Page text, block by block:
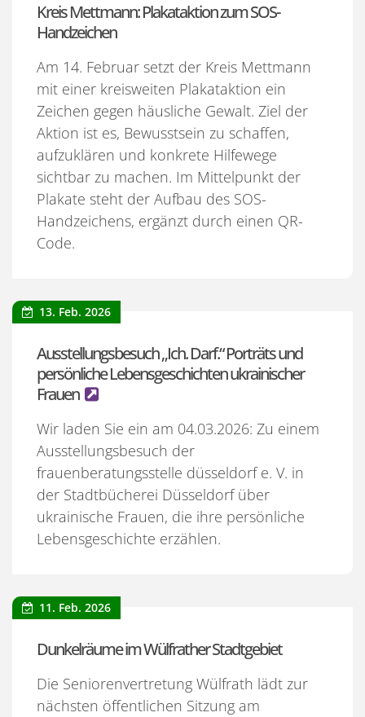
Kreis Mettmann: Plakataktion zum SOS-
Handzeichen
Am 14. Februar setzt der Kreis Mettmann
mit einer kreisweiten Plakataktion ein
Zeichen gegen häusliche Gewalt. Ziel der
Aktion ist es, Bewusstsein zu schaffen,
aufzuklären und konkrete Hilfewege
sichtbar zu machen. Im Mittelpunkt der
Plakate steht der Aufbau des SOS-
Handzeichens, ergänzt durch einen QR-
Code.
Ausstellungsbesuch „Ich. Darf.“ Porträts und
persönliche Lebensgeschichten ukrainischer
Frauen
13. Feb. 2026
Wir laden Sie ein am 04.03.2026: Zu einem
Ausstellungsbesuch der
frauenberatungsstelle düsseldorf e. V. in
der Stadtbücherei Düsseldorf über
ukrainische Frauen, die ihre persönliche
Lebensgeschichte erzählen.
Dunkelräume im Wülfrather Stadtgebiet
11. Feb. 2026
Die Seniorenvertretung Wülfrath lädt zur
nächsten öffentlichen Sitzung am